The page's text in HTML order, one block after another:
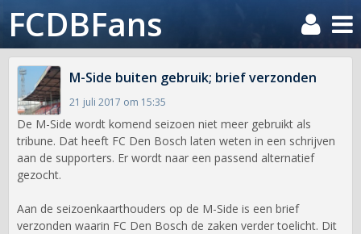
FCDBFans
M-Side buiten gebruik; brief verzonden
21 juli 2017 om 15:35
De M-Side wordt komend seizoen niet meer gebruikt als
tribune. Dat heeft FC Den Bosch laten weten in een schrijven
aan de supporters. Er wordt naar een passend alternatief
gezocht.
Aan de seizoenkaarthouders op de M-Side is een brief
verzonden waarin FC Den Bosch de zaken verder toelicht. Dit